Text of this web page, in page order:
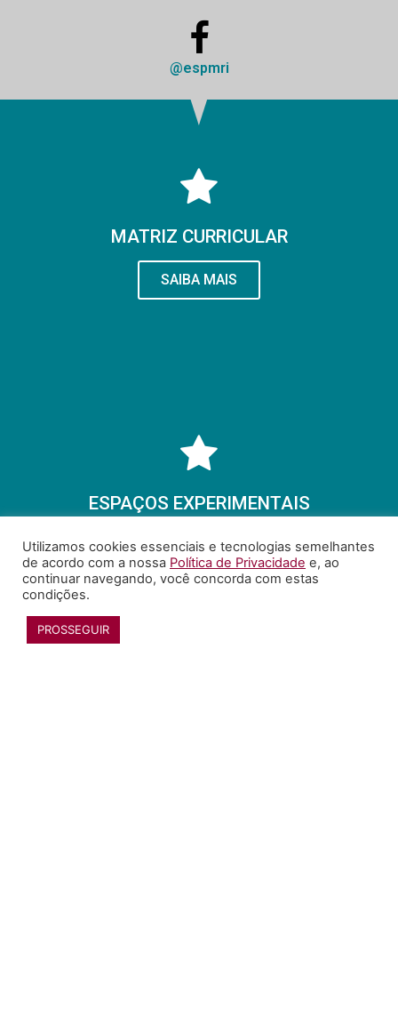
@espmri
MATRIZ CURRICULAR
SAIBA MAIS
ESPAÇOS EXPERIMENTAIS
SAIBA MAIS
Utilizamos cookies essenciais e tecnologias semelhantes
de acordo com a nossa Política de Privacidade e, ao
continuar navegando, você concorda com estas
condições.
PROSSEGUIR